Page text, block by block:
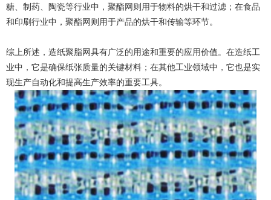
糖、制药、陶瓷等行业中，聚酯网则用于物料的烘干和过滤；在食品
和印刷行业中，聚酯网则用于产品的烘干和传输等环节。
综上所述，造纸聚脂网具有广泛的用途和重要的应用价值。在造纸工
业中，它是确保纸张质量的关键材料；在其他工业领域中，它也是实
现生产自动化和提高生产效率的重要工具。